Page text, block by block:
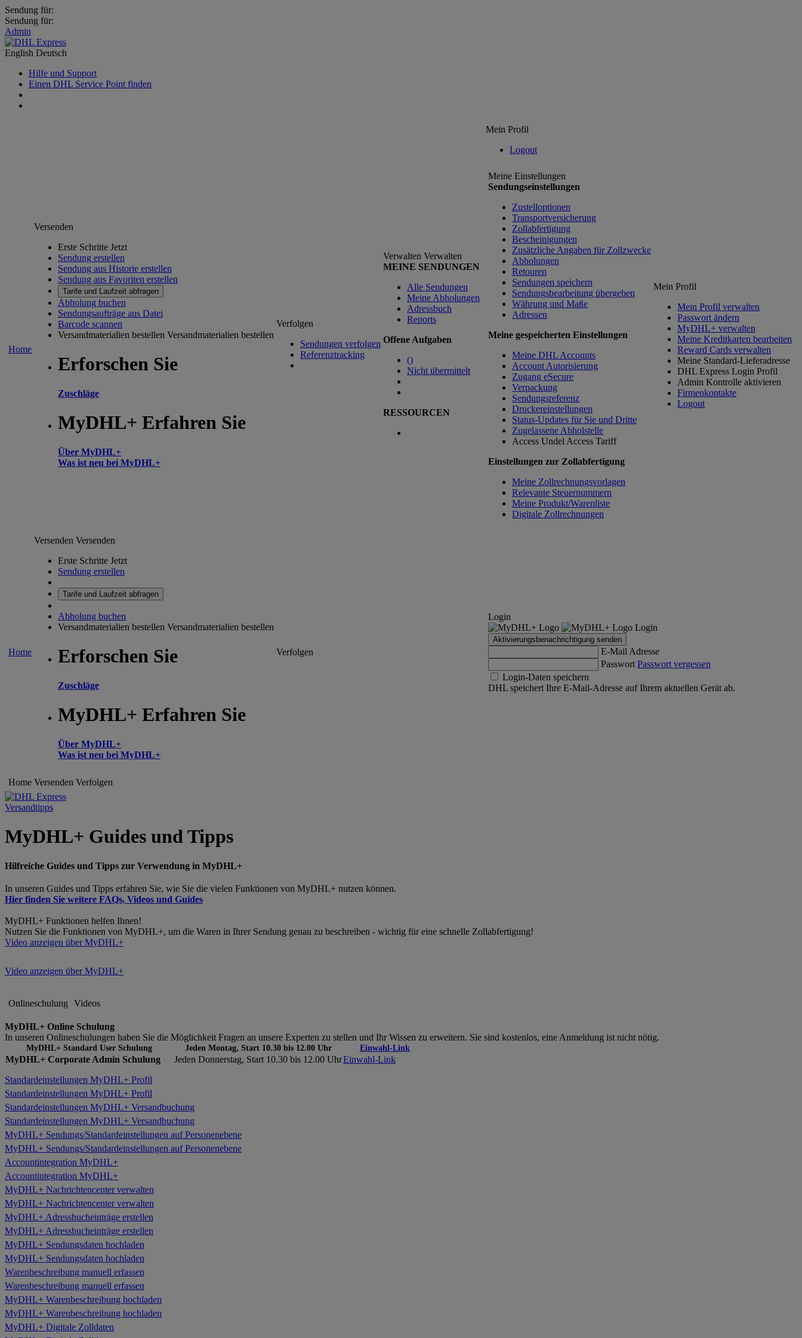
Sendung für:
Sendung für:
Admin
English Deutsch
Hilfe und Support
Einen DHL Service Point finden
Mein Profil
Logout
Home
Versenden
Erste Schritte Jetzt
Sendung erstellen
Sendung aus Historie erstellen
Sendung aus Favoriten erstellen
Tarife und Laufzeit abfragen
Abholung buchen
Sendungsaufträge aus Datei
Barcode scannen
Versandmaterialien bestellen Versandmaterialien bestellen
Erforschen Sie
Zuschläge
MyDHL+ Erfahren Sie
Über MyDHL+
Was ist neu bei MyDHL+
Verfolgen
Sendungen verfolgen
Referenztracking
Verwalten Verwalten
MEINE SENDUNGEN
Alle Sendungen
Meine Abholungen
Adressbuch
Reports
Offene Aufgaben
()
Nicht übermittelt
RESSOURCEN
Meine Einstellungen
Sendungseinstellungen
Zustelloptionen
Transportversicherung
Zollabfertigung
Bescheinigungen
Zusätzliche Angaben für Zollzwecke
Abholungen
Retouren
Sendungen speichern
Sendungsbearbeitung übergeben
Währung und Maße
Adressen
Meine gespeicherten Einstellungen
Meine DHL Accounts
Account Autorisierung
Zugang eSecure
Verpackung
Sendungsreferenz
Druckereinstellungen
Status-Updates für Sie und Dritte
Zugelassene Abholstelle
Access Undel Access Tariff
Einstellungen zur Zollabfertigung
Meine Zollrechnungsvorlagen
Relevante Steuernummern
Meine Produkt/Warenliste
Digitale Zollrechnungen
Mein Profil
Mein Profil verwalten
Passwort ändern
MyDHL+ verwalten
Meine Kreditkarten bearbeiten
Reward Cards verwalten
Meine Standard-Lieferadresse
DHL Express Login Profil
Admin Kontrolle aktivieren
Firmenkontakte
Logout
Home
Versenden Versenden
Erste Schritte Jetzt
Sendung erstellen
Tarife und Laufzeit abfragen
Abholung buchen
Versandmaterialien bestellen Versandmaterialien bestellen
Erforschen Sie
Zuschläge
MyDHL+ Erfahren Sie
Über MyDHL+
Was ist neu bei MyDHL+
Verfolgen
Login
Login
Aktivierungsbenachrichtigung senden
E-Mail Adresse
Passwort Passwort vergessen
Login-Daten speichern
DHL speichert Ihre E-Mail-Adresse auf Ihrem aktuellen Gerät ab.
Home Versenden Verfolgen
Versandtipps
MyDHL+ Guides und Tipps
Hilfreiche Guides und Tipps zur Verwendung in MyDHL+
In unseren Guides und Tipps erfahren Sie, wie Sie die vielen Funktionen von MyDHL+ nutzen können.
Hier finden Sie weitere FAQs, Videos und Guides
MyDHL+ Funktionen helfen Ihnen!
Nutzen Sie die Funktionen von MyDHL+, um die Waren in Ihrer Sendung genau zu beschreiben - wichtig für eine schnelle Zollabfertigung!
Video anzeigen über MyDHL+
Video anzeigen über MyDHL+
Onlineschulung Videos
MyDHL+ Online Schulung
In unseren Onlineschulungen haben Sie die Möglichkeit Fragen an unsere Experten zu stellen und Ihr Wissen zu erweitern. Sie sind kostenlos, eine Anmeldung ist nicht nötig.
MyDHL+ Standard User Schulung Jeden Montag, Start 10.30 bis 12.00 Uhr Einwahl-Link
MyDHL+ Corporate Admin Schulung Jeden Donnerstag, Start 10.30 bis 12.00 UhrEinwahl-Link
Standardeinstellungen MyDHL+ Profil
Standardeinstellungen MyDHL+ Profil
Standardeinstellungen MyDHL+ Versandbuchung
Standardeinstellungen MyDHL+ Versandbuchung
MyDHL+ Sendungs/Standardeinstellungen auf Personenebene
MyDHL+ Sendungs/Standardeinstellungen auf Personenebene
Accountintegration MyDHL+
Accountintegration MyDHL+
MyDHL+ Nachrichtencenter verwalten
MyDHL+ Nachrichtencenter verwalten
MyDHL+ Adressbucheinträge erstellen
MyDHL+ Adressbucheinträge erstellen
MyDHL+ Sendungsdaten hochladen
MyDHL+ Sendungsdaten hochladen
Warenbeschreibung manuell erfassen
Warenbeschreibung manuell erfassen
MyDHL+ Warenbeschreibung hochladen
MyDHL+ Warenbeschreibung hochladen
MyDHL+ Digitale Zolldaten